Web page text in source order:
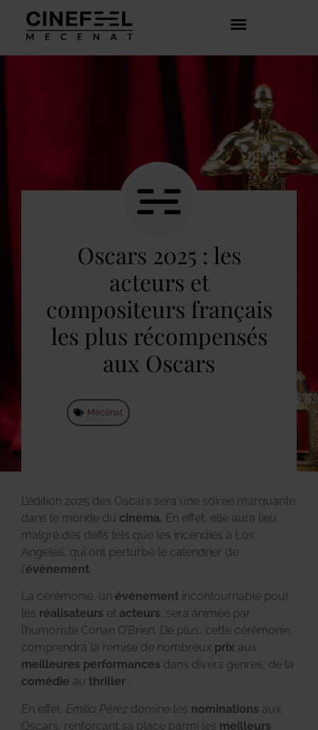
Oscars 2025 : les
acteurs et
compositeurs français
les plus récompensés
aux Oscars
Mécénat
L’édition 2025 des Oscars sera une soirée marquante
dans le monde du cinéma. En effet, elle aura lieu
malgré des défis tels que les incendies à Los
Angeles, qui ont perturbé le calendrier de
l’événement.
La cérémonie, un événement incontournable pour
les réalisateurs et acteurs, sera animée par
l’humoriste Conan O’Brien. De plus, cette cérémonie
comprendra la remise de nombreux prix aux
meilleures performances dans divers genres, de la
comédie au thriller.
En effet, Emilia Pérez domine les nominations aux
Oscars, renforçant sa place parmi les meilleurs